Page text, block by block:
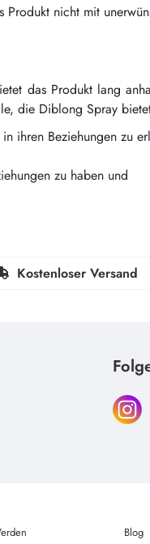
nicht mit
das Produkt lang
die Diblong Spray
ihren Beziehungen zu
zu haben und
Kostenloser Versand
Blog